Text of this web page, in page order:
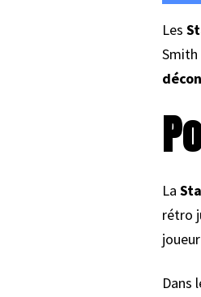
Les
Smith
La
rétro
Dans